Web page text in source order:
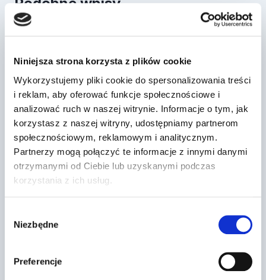
Niniejsza strona korzysta z plików cookie
Wykorzystujemy pliki cookie do spersonalizowania treści
i reklam, aby oferować funkcje społecznościowe i
analizować ruch w naszej witrynie. Informacje o tym, jak
korzystasz z naszej witryny, udostępniamy partnerom
społecznościowym, reklamowym i analitycznym.
Partnerzy mogą połączyć te informacje z innymi danymi
otrzymanymi od Ciebie lub uzyskanymi podczas
korzystania z ich usług.
zgody
Niezbędne
Preferencje
Podobne wpisy
zacząć?